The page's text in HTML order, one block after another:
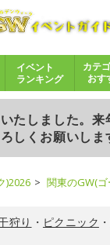
イベント
ランキング
カテ
おす
たしました。来
しくお願いしま
)2026 関東のGW(
狩り ・ ピクニック ・